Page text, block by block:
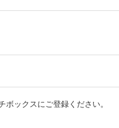
ボックスにご登録ください。